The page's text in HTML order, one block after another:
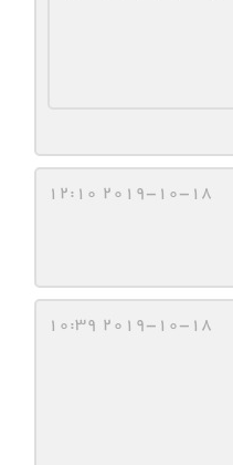
2019-10-18 12:10
2019-10-18 10:39